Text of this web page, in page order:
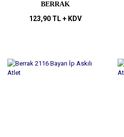
BERRAK
123,90 TL + KDV